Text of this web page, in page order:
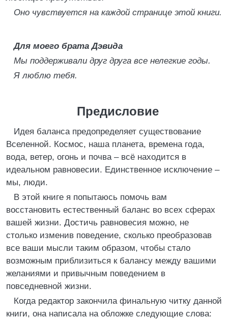
Оно чувствуется на каждой странице этой книги.
Для моего брата Дэвида
Мы поддерживали друг друга все нелегкие годы.
Я люблю тебя.
Предисловие
Идея баланса предопределяет существование
Вселенной. Космос, наша планета, времена года,
вода, ветер, огонь и почва – всё находится в
идеальном равновесии. Единственное исключение –
мы, люди.
В этой книге я попытаюсь помочь вам
восстановить естественный баланс во всех сферах
вашей жизни. Достичь равновесия можно, не
столько изменив поведение, сколько преобразовав
все ваши мысли таким образом, чтобы стало
возможным приблизиться к балансу между вашими
желаниями и привычным поведением в
повседневной жизни.
Когда редактор закончила финальную читку данной
книги, она написала на обложке следующие слова: